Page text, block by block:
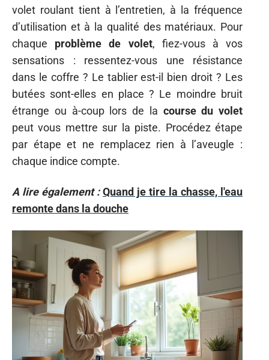
volet roulant tient à l’entretien, à la fréquence
d’utilisation et à la qualité des matériaux. Pour
chaque problème de volet, fiez-vous à vos
sensations : ressentez-vous une résistance
dans le coffre ? Le tablier est-il bien droit ? Les
butées sont-elles en place ? Le moindre bruit
étrange ou à-coup lors de la course du volet
peut vous mettre sur la piste. Procédez étape
par étape et ne remplacez rien à l’aveugle :
chaque indice compte.
A lire également : Quand je tire la chasse, l'eau
remonte dans la douche